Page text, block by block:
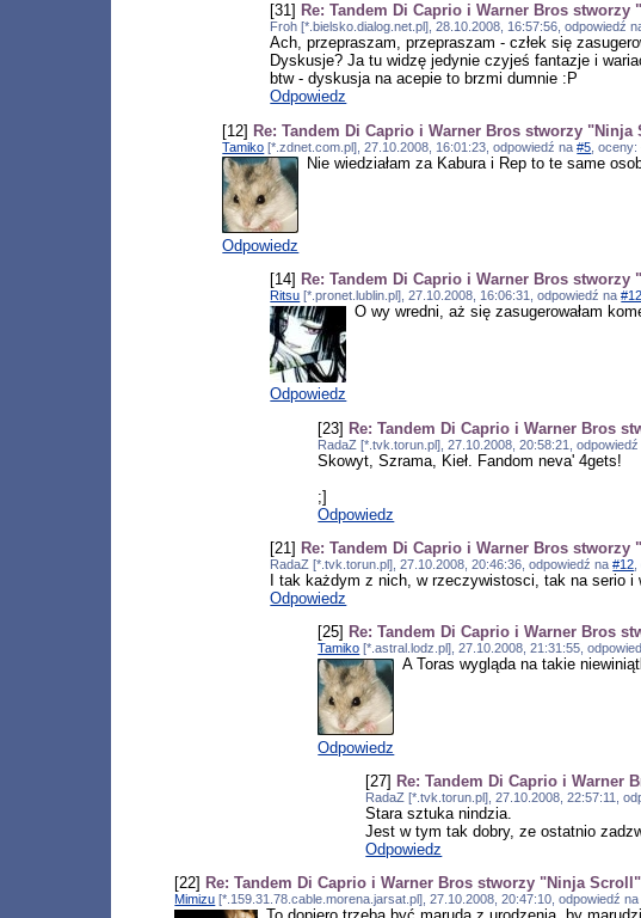
[31] Re: Tandem Di Caprio i Warner Bros stworzy
Froh [*.bielsko.dialog.net.pl], 28.10.2008, 16:57:56, odpowiedź
Ach, przepraszam, przepraszam - człek się
Dyskusje? Ja tu widzę jedynie czyjeś fantazje i
btw - dyskusja na acepie to brzmi dumnie :P
Odpowiedz
[12] Re: Tandem Di Caprio i Warner Bros stworzy "Ninja
Tamiko [*.zdnet.com.pl], 27.10.2008, 16:01:23, odpowiedź na#5 , oceny:
Nie wiedziałam za Kabura i Rep to te same
Odpowiedz
[14] Re: Tandem Di Caprio i Warner Bros stworzy
Ritsu [*.pronet.lublin.pl], 27.10.2008, 16:06:31, odpowiedź na#12
O wy wredni, aż się zasugerowałam
Odpowiedz
[23] Re: Tandem Di Caprio i Warner Bros
RadaZ [*.tvk.torun.pl], 27.10.2008, 20:58:21,
Skowyt, Szrama, Kieł. Fandom neva' 4gets!
;]
Odpowiedz
[21] Re: Tandem Di Caprio i Warner Bros stworzy
RadaZ [*.tvk.torun.pl], 27.10.2008, 20:46:36, odpowiedź na#12
I tak każdym z nich, w rzeczywistosci, tak na serio
Odpowiedz
[25] Re: Tandem Di Caprio i Warner Bros
Tamiko [*.astral.lodz.pl], 27.10.2008, 21:31:55,
A Toras wygląda na takie
Odpowiedz
[27] Re: Tandem Di Caprio i Warner
RadaZ [*.tvk.torun.pl], 27.10.2008, 22:57:11,
Stara sztuka nindzia.
Jest w tym tak dobry, ze ostatnio
Odpowiedz
[22] Re: Tandem Di Caprio i Warner Bros stworzy "Ninja Scroll"
Mimizu [*.159.31.78.cable.morena.jarsat.pl], 27.10.2008, 20:47:10, odpowiedź